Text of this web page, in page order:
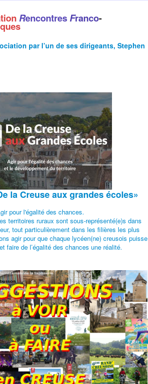
RencontresFranco-
par l’un de ses dirigeants, Stephen
la Creuse aux grandes écoles»
pour l'égalité des chances.
territoires ruraux sont sous-représenté(e)s dans
tout particulièrement dans les filières les plus
agir pour que chaque lycéen(ne) creusois puisse
faire de l’égalité des chances une réalité.